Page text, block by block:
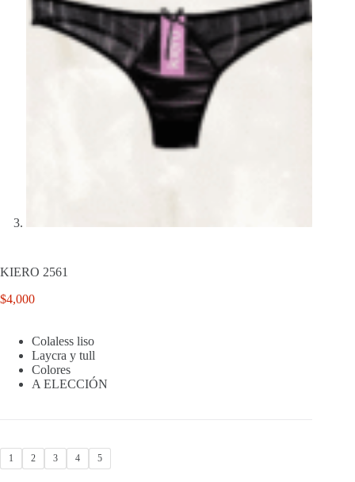
KIERO 2561
$4,000
Colaless liso
Laycra y tull
Colores
A ELECCIÓN
1 2 3 4 5